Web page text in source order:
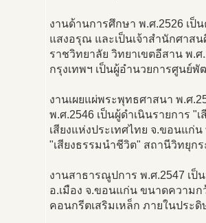
งานด้านการศึกษา พ.ศ.2526 เ
แสงอรุณ และเป็นเจ้าสำนักศาส
ราชวิทยาลัย วิทยาเขตอีสาน พ.
กรุงเทพฯ เป็นผู้อำนวยการศูนย์
งานเผยแผ่พระพุทธศาสนา พ.ศ
พ.ศ.2546 เป็นผู้ดำเนินรายการ "
เสียงแห่งประเทศไทย จ.ขอนแก่
"เสียงธรรมนำชีวิต" สถานีวิทยุก
งานสาธารณูปการ พ.ศ.2547 เป็
อ.เมือง จ.ขอนแก่น ขนาดความก
คอนกรีตเสริมเหล็ก ภายในปร